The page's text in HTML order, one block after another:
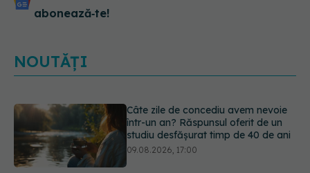
abonează‑te!
NOUTĂȚI
Greșeala periculoasă făcută de
bolnavii de rinichi în timpul caniculei
09.08.2026, 16:00